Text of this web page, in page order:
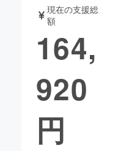
音楽
ゲーム・サ
現在の支援総
額
164,
920
円